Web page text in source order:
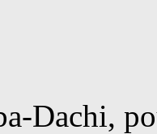
Dachi,